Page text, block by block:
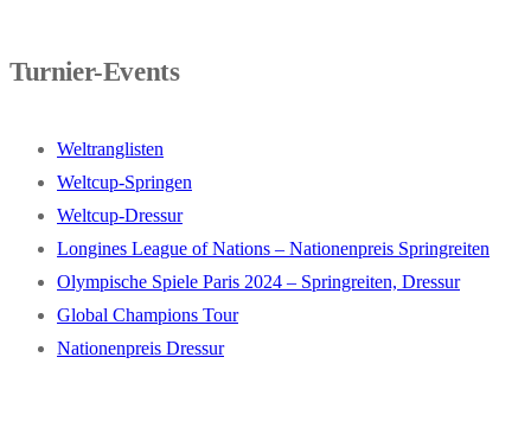
Turnier-Events
Weltranglisten
Weltcup-Springen
Weltcup-Dressur
Longines League of Nations – Nationenpreis Springreiten
Olympische Spiele Paris 2024 – Springreiten, Dressur
Global Champions Tour
Nationenpreis Dressur